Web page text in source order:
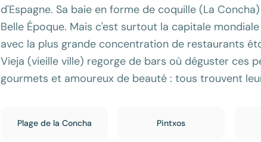
d'Espagne. Sa baie en forme de coquille (La
Belle Époque. Mais c'est surtout la capitale
avec la plus grande concentration de restaurants
Vieja (vieille ville) regorge de bars où déguster ces
gourmets et amoureux de beauté : tous trouvent
Plage de la Concha Pintxos